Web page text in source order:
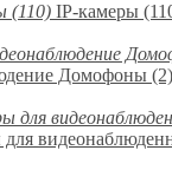
IP-камеры
Домофоны (2)
для